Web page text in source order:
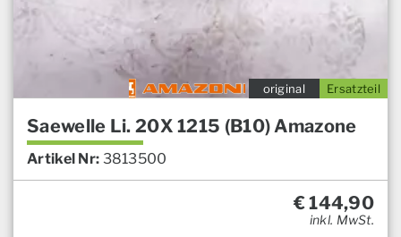
Ersatzteil
original
Saewelle Li. 20X 1215 (B10) Amazone
Artikel Nr: 3813500
€144,90
inkl. MwSt.